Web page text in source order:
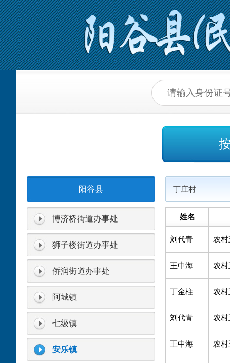
阳谷县
博济桥街道办事处
狮子楼街道办事处
侨润街道办事处
阿城镇
七级镇
安乐镇
丁庄村
姓名
刘代青 农村
王中海 农村
丁金柱 农村
刘代青 农村
王中海 农村